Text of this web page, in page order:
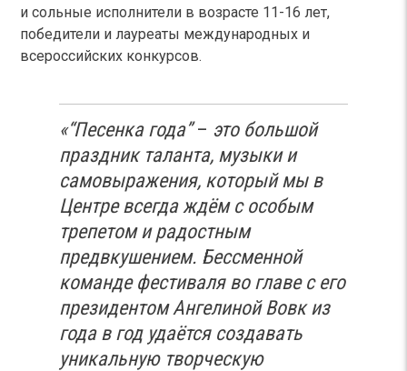
и сольные исполнители в возрасте 11-16 лет,
победители и лауреаты международных и
всероссийских конкурсов.
«“Песенка года”– это большой
праздник таланта, музыки и
самовыражения, который мы в
Центре всегда ждём с особым
трепетом и радостным
предвкушением. Бессменной
команде фестиваля во главе с его
президентом Ангелиной Вовк из
года в год удаётся создавать
уникальную творческую